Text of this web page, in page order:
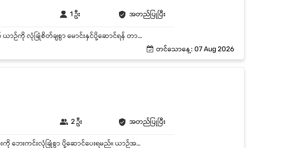
1 ဦး အတည်ပြုပြီး
Company ၏ ဝန်ထမ်းများ၊ ပစ္စည်းများနှင့် လုပ်ငန်းလိုအပ်ချက်များအတွက် ယာဉ်ကို လုံခြုံစိတ်ချစွာ မောင်းနှင်ပို့ဆောင်ရန် တာဝန်ယူရမည်။ Key Responsibilities Company Vehicle ကို စည်းကမ်းနှင့်အညီ မောင်းနှင်ရန်။ Site များသို့ ဝန်ထမ်းများနှင့် ပစ္စည်းများ ပို့ဆောင်ရန်။ Vehicle Maintenance နှင့် Cleaning ကို ပုံမှန်စစ်ဆေးဆောင်ရွက်ရန်။ Fuel Record၊ Mileage Record နှင့် Trip Log များကို ထိန်းသိမ်းရန်။ ယာဉ်လိုင်စင်၊ Wheel Tax၊ Insurance စသည့် စာရွက်စာတမ်းများကို စနစ်တကျထိန်းသိမ်းရန်။ Company Policies နှင့် Traffic Rules များကို လိုက်နာရန်။
တင်သောနေ့: 07 Aug 2026
2 ဦး အတည်ပြုပြီး
သတ်မှတ်ထားသော အချိန်ဇယားအတိုင်း ဝန်ထမ်းများ သို့မဟုတ် ပစ္စည်းများကို ဘေးကင်းလုံခြုံစွာ ပို့ဆောင်ပေးရမည်။ ယာဉ်အန္တရာယ်ကင်းရှင်းရေးအတွက် ယာဉ်စည်းကမ်း၊ လမ်းစည်းကမ်းများကို တိကျစွာ လိုက်နာရမည်။ မိမိမောင်းနှင်ရမည့် မော်တော်ယာဉ်ကို အမြဲတစေ သန့်ရှင်းသပ်ရပ်အောင် ထားရှိရမည်။ ယာဉ်၏ အင်ဂျင်ဝိုင်၊ ရေတိုင်ကီ၊ တာယာနှင့် ဘရိတ် အခြေအနေများကို နေ့စဉ် စစ်ဆေးရမည်။ ယာဉ်ပြုပြင်ထိန်းသိမ်းရန် လိုအပ်ပါက သက်ဆိုင်ရာဌာနသို့ အချိန်မီ အကြောင်းကြားရမည်။ ခရီးစဉ်မှတ်တမ်း (Logbook) နှင့် ဆီဖြည့်သည့် မှတ်တမ်းများကို တိကျစွာ ရေးသွင်းရမည်။ ယာဉ်လိုင်စင်နှင့် ဝန်ဆောင်မှုသက်တမ်း (Insurance/Wheel Tax) များ ကုန်ဆုံးမည့်ရက်ကို ကြိုတင်သတိပြုရမည်။